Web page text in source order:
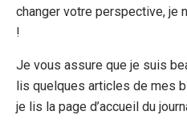
changer votre perspective, je
!
Je vous assure que je suis
lis quelques articles de mes
je lis la page d’accueil du